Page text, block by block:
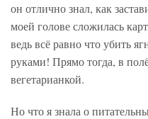
он отлично знал, как
моей голове сложилась
ведь всё равно что убить
руками! Прямо тогда, в
вегетарианкой.
Но что я знала о